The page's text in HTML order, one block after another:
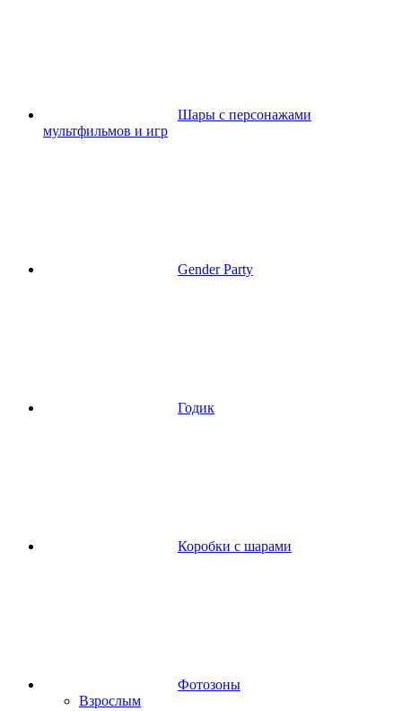
Шары с персонажами
мультфильмов и игр
Gender Party
Годик
Коробки с шарами
Фотозоны
Взрослым